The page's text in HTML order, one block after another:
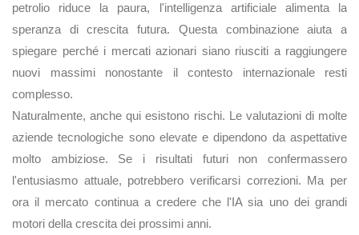
petrolio riduce la paura, l'intelligenza artificiale alimenta la
speranza di crescita futura. Questa combinazione aiuta a
spiegare perché i mercati azionari siano riusciti a raggiungere
nuovi massimi nonostante il contesto internazionale resti
complesso.
Naturalmente, anche qui esistono rischi. Le valutazioni di molte
aziende tecnologiche sono elevate e dipendono da aspettative
molto ambiziose. Se i risultati futuri non confermassero
l'entusiasmo attuale, potrebbero verificarsi correzioni. Ma per
ora il mercato continua a credere che l'IA sia uno dei grandi
motori della crescita dei prossimi anni.